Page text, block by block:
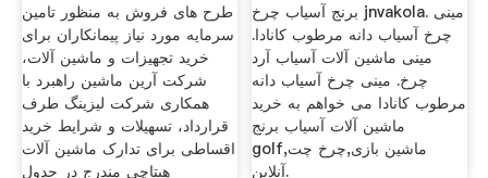
طرح های فروش به منظور تامین
سرمایه مورد نیاز پیمانکاران برای
خرید تجهیزات و ماشین آلات،
شرکت آرین ماشین راهبرد با
همکاری شرکت لیزینگ طرف
قرارداد، تسهیلات و شرایط خرید
اقساطی برای تدارک ماشین آلات
هیتاچی مندرج در جدول
برنج آسیاب چرخ jnvakola. مینی
چرخ آسیاب دانه مرطوب کانادا.
مینی ماشین آلات آسیاب آرد
چرخ. مینی چرخ آسیاب دانه
مرطوب کانادا می خواهم به خرید
ماشین آلات آسیاب برنج
golf,ماشین بازی,چرخ چت
آنلاین.